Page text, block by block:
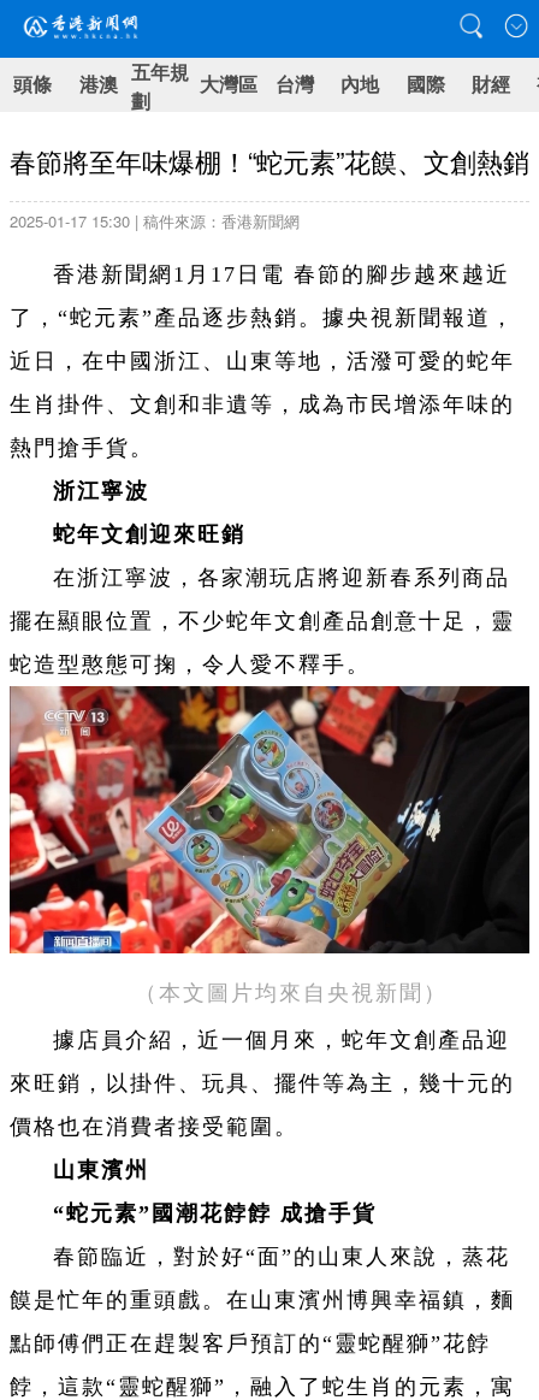
頭條 港澳 五年規
劃
大灣區 台灣 內地 國際 財經
春節將至年味爆棚！“蛇元素”花饃、文創熱銷
2025-01-17 15:30 | 稿件來源：香港新聞網
香港新聞網1月17日電 春節的腳步越來越近
了，“蛇元素”產品逐步熱銷。據央視新聞報道，
近日，在中國浙江、山東等地，活潑可愛的蛇年
生肖掛件、文創和非遺等，成為市民增添年味的
熱門搶手貨。
浙江寧波
蛇年文創迎來旺銷
在浙江寧波，各家潮玩店將迎新春系列商品
擺在顯眼位置，不少蛇年文創產品創意十足，靈
蛇造型憨態可掬，令人愛不釋手。
（本文圖片均來自央視新聞）
據店員介紹，近一個月來，蛇年文創產品迎
來旺銷，以掛件、玩具、擺件等為主，幾十元的
價格也在消費者接受範圍。
山東濱州
“蛇元素”國潮花餑餑 成搶手貨
春節臨近，對於好“面”的山東人來說，蒸花
饃是忙年的重頭戲。在山東濱州博興幸福鎮，麵
點師傅們正在趕製客戶預訂的“靈蛇醒獅”花餑
餑，這款“靈蛇醒獅”，融入了蛇生肖的元素，寓